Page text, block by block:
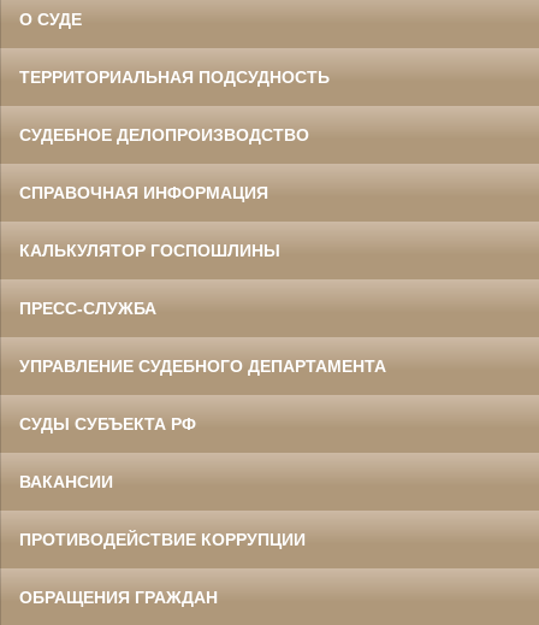
О СУДЕ
ТЕРРИТОРИАЛЬНАЯ ПОДСУДНОСТЬ
СУДЕБНОЕ ДЕЛОПРОИЗВОДСТВО
СПРАВОЧНАЯ ИНФОРМАЦИЯ
КАЛЬКУЛЯТОР ГОСПОШЛИНЫ
ПРЕСС-СЛУЖБА
УПРАВЛЕНИЕ СУДЕБНОГО ДЕПАРТАМЕНТА
СУДЫ СУБЪЕКТА РФ
ВАКАНСИИ
ПРОТИВОДЕЙСТВИЕ КОРРУПЦИИ
ОБРАЩЕНИЯ ГРАЖДАН